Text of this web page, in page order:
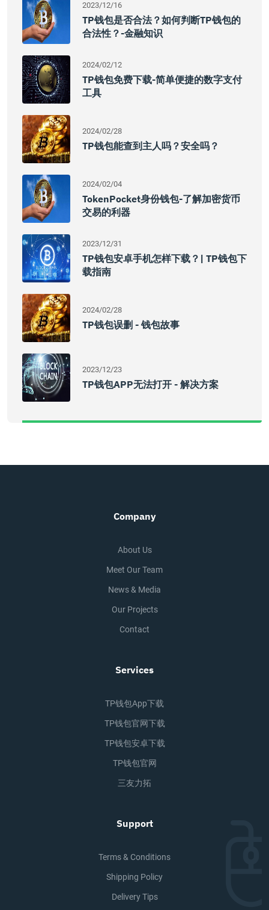
2023/12/16
TP钱包是否合法？如何判断TP钱包的
合法性？-金融知识
2024/02/12
TP钱包免费下载-简单便捷的数字支付
工具
2024/02/28
TP钱包能查到主人吗？安全吗？
2024/02/04
TokenPocket身份钱包-了解加密货币
交易的利器
2023/12/31
TP钱包安卓手机怎样下载？| TP钱包下
载指南
2024/02/28
TP钱包误删 - 钱包故事
2023/12/23
TP钱包APP无法打开 - 解决方案
Company
About Us
Meet Our Team
News & Media
Our Projects
Contact
Services
TP钱包app下载
TP钱包官网下载
TP钱包安卓下载
TP钱包官网
三友力拓
Support
Terms & Conditions
Shipping Policy
Delivery Tips